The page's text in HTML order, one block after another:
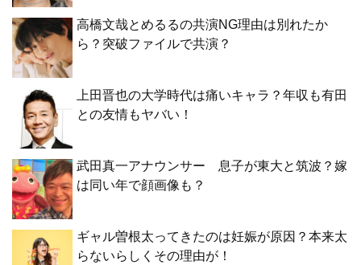
高橋文哉とめるるの共演NG理由は別れたか
ら？突破ファイルで共演？
上田晋也の大学時代は痛いキャラ？年収も有田
との友情もヤバい！
武田真一アナウンサー 息子が東大と筑波？嫁
は同い年で顔画像も？
ギャル曽根太ってきたのは妊娠が原因？本来太
らないらしくその理由が！